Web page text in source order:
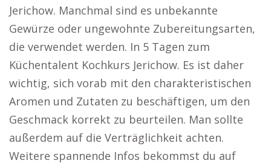
Jerichow. Manchmal sind es unbekannte
Gewürze oder ungewohnte Zubereitungsarten,
die verwendet werden. In 5 Tagen zum
Küchentalent Kochkurs Jerichow. Es ist daher
wichtig, sich vorab mit den charakteristischen
Aromen und Zutaten zu beschäftigen, um den
Geschmack korrekt zu beurteilen. Man sollte
außerdem auf die Verträglichkeit achten.
Weitere spannende Infos bekommst du auf